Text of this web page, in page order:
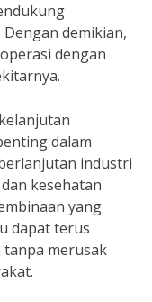
demikian,
dengan
dalam
industri
kesehatan
yang
dapat terus
merusak